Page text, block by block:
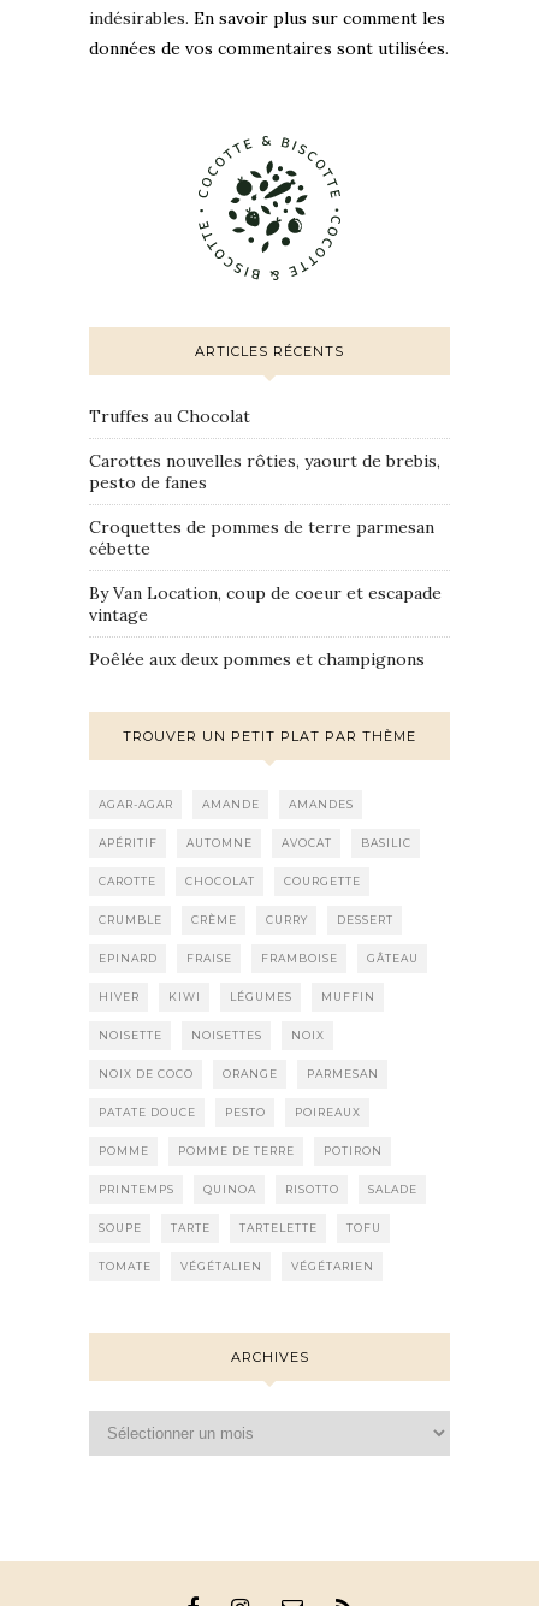
indésirables. En savoir plus sur comment les
données de vos commentaires sont utilisées.
ARTICLES RÉCENTS
Truffes au Chocolat
Carottes nouvelles rôties, yaourt de brebis,
pesto de fanes
Croquettes de pommes de terre parmesan
cébette
By Van Location, coup de coeur et escapade
vintage
Poêlée aux deux pommes et champignons
TROUVER UN PETIT PLAT PAR THÈME
AGAR-AGAR AMANDE AMANDES
APÉRITIF AUTOMNE AVOCAT BASILIC
CAROTTE CHOCOLAT COURGETTE
CRUMBLE CRÈME CURRY DESSERT
EPINARD FRAISE FRAMBOISE GÂTEAU
HIVER KIWI LÉGUMES MUFFIN
NOISETTE NOISETTES NOIX
NOIX DE COCO ORANGE PARMESAN
PATATE DOUCE PESTO POIREAUX
POMME POMME DE TERRE POTIRON
PRINTEMPS QUINOA RISOTTO SALADE
SOUPE TARTE TARTELETTE TOFU
TOMATE VÉGÉTALIEN VÉGÉTARIEN
ARCHIVES